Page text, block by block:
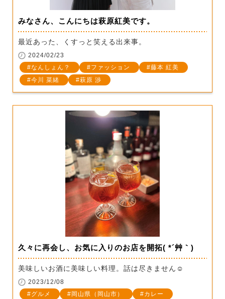
みなさん、こんにちは萩原紅美です。
最近あった、くすっと笑える出来事。
2024/02/23
なんしょん？
ファッション
藤本 紅美
今川 菜緒
萩原 渉
久々に再会し、お気に入りのお店を開拓( *´艸｀)
美味しいお酒に美味しい料理。話は尽きません☺
2023/12/08
グルメ
岡山県（岡山市） カレー